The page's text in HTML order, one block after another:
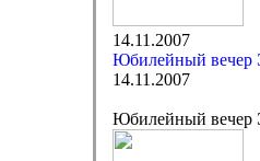
14.11.2007
Юбилейный вечер
14.11.2007
Юбилейный вечер